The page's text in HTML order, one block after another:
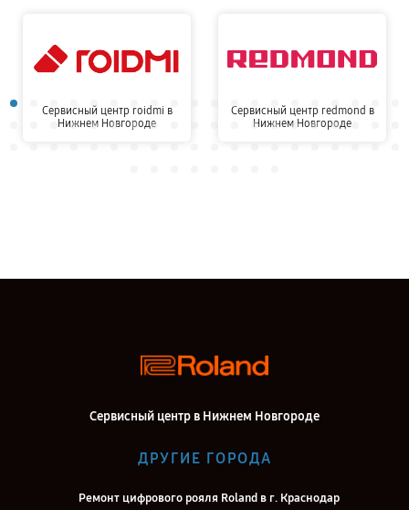
Сервисный центр roidmi в
Нижнем Новгороде
Сервисный центр redmond в
Нижнем Новгороде
Сервисный центр в Нижнем Новгороде
ДРУГИЕ ГОРОДА
Ремонт цифрового рояля Roland в г. Краснодар